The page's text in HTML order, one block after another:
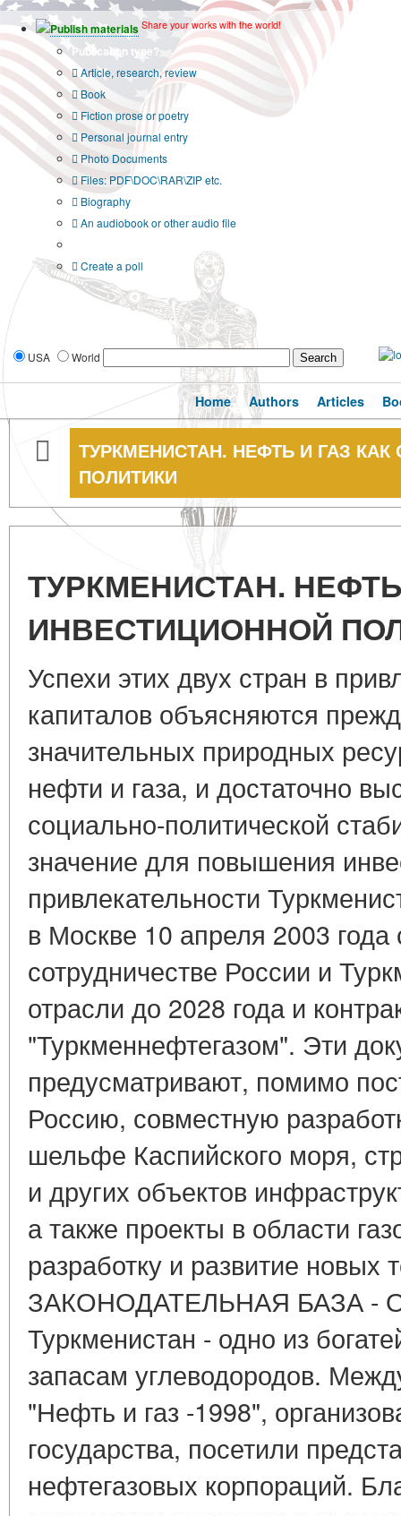
Publish materials Share your works with the world!
Publication type?
Article, research, review
Book
Fiction prose or poetry
Personal journal entry
Photo Documents
Files: PDF\DOC\RAR\ZIP etc.
Biography
An audiobook or other audio file
Create a poll
USA World
Home Authors Articles
ТУРКМЕНИСТАН. НЕФТЬ И ГАЗ
ПОЛИТИКИ
ТУРКМЕНИСТАН.
ИНВЕСТИЦИОННОЙ
Успехи этих двух стран в
капиталов объясняются
значительных природных
нефти и газа, и достаточно
социально-политической
значение для повышения
привлекательности
в Москве 10 апреля 2003
сотрудничестве России и
отрасли до 2028 года и
"Туркменнефтегазом". Эти
предусматривают, помимо
Россию, совместную
шельфе Каспийского моря,
и других объектов
а также проекты в области
разработку и развитие новых
ЗАКОНОДАТЕЛЬНАЯ БАЗА
Туркменистан - одно из
запасам углеводородов.
"Нефть и газ -1998",
государства, посетили
нефтегазовых корпораций.